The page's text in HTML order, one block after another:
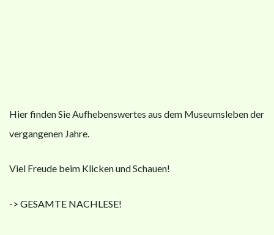
Hier finden Sie Aufhebenswertes aus dem Museumsleben der
vergangenen Jahre.
Viel Freude beim Klicken und Schauen!
-> GESAMTE NACHLESE!